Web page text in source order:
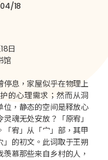
18
日
馆
息，家屋似乎在物理上
的心理需求；然而从洞
位，静态的空间是释放心
魂无处安放？「原宥」
宥」从「宀」部，其甲
」的初文。此词取于王朔
羡慕那些来自乡村的人，